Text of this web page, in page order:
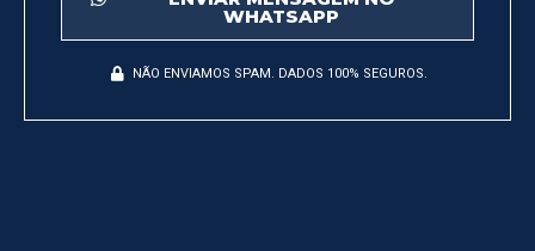
WHATSAPP
NÃO ENVIAMOS SPAM. DADOS 100% SEGUROS.